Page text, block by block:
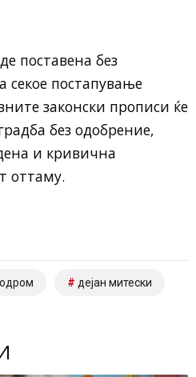
поставена без
секое постапување
законски прописи ќе
без одобрение,
и кривична
оттаму.
дејан митески